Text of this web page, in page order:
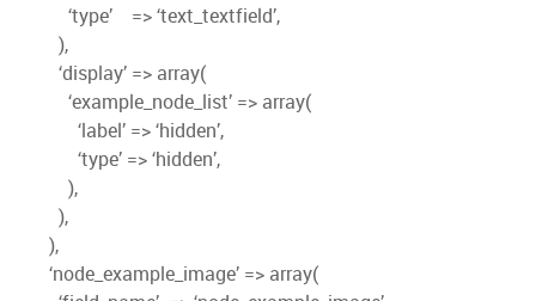
‘type’ => ‘text_textfield’,
),
‘display’ => array(
‘example_node_list’ => array(
‘label’ => ‘hidden’,
‘type’ => ‘hidden’,
),
),
),
‘node_example_image’ => array(